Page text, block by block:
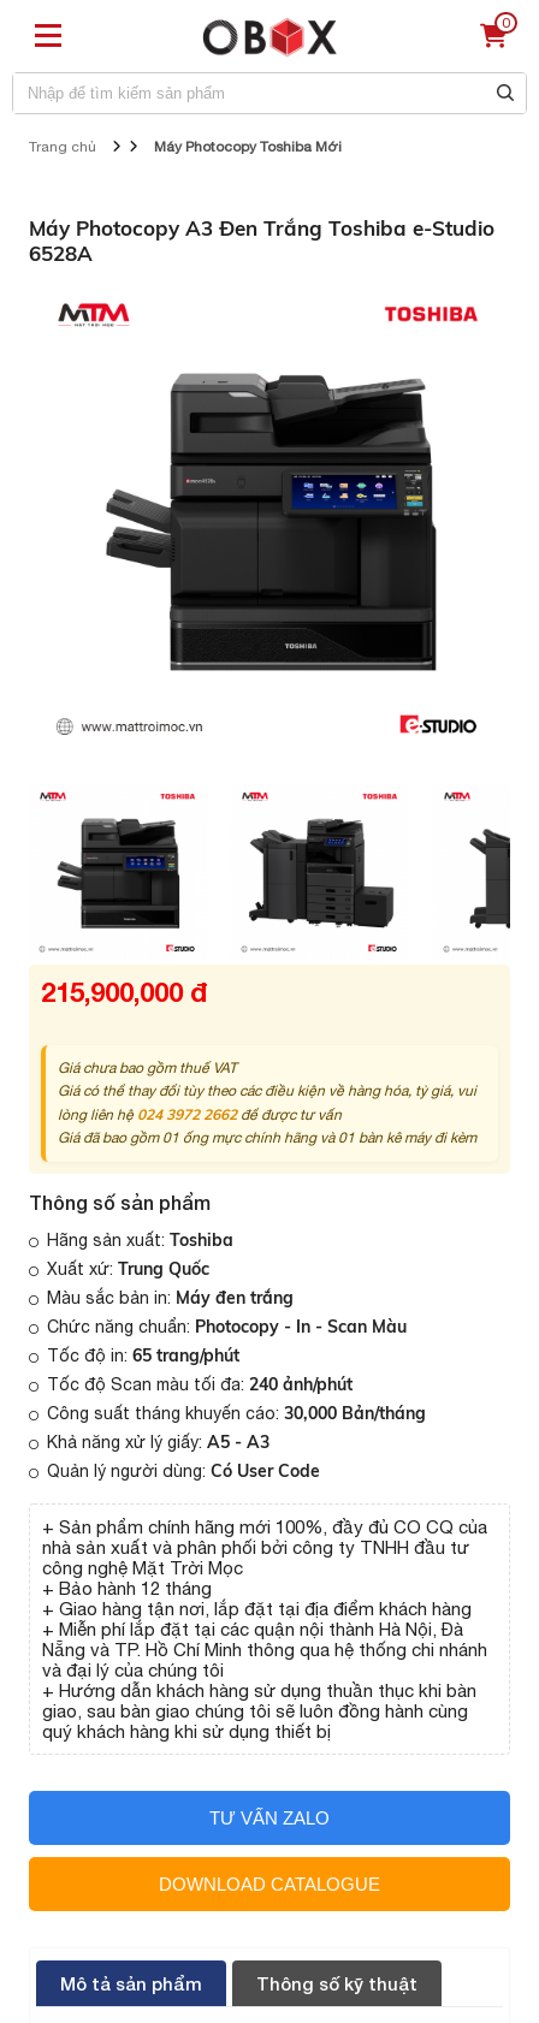
0
Trang chủ Máy Photocopy Toshiba Mới
Máy Photocopy A3 Đen Trắng Toshiba e-Studio
6528A
215,900,000 đ
Giá chưa bao gồm thuế VAT
Giá có thể thay đổi tùy theo các điều kiện về hàng hóa, tỷ giá, vui
lòng liên hệ 024 3972 2662để được tư vấn
Giá đã bao gồm 01 ống mực chính hãng và 01 bàn kê máy đi kèm
Thông số sản phẩm
Hãng sản xuất: Toshiba
Xuất xứ: Trung Quốc
Màu sắc bản in: Máy đen trắng
Chức năng chuẩn: Photocopy - In - Scan Màu
Tốc độ in: 65 trang/phút
Tốc độ Scan màu tối đa: 240 ảnh/phút
Công suất tháng khuyến cáo: 30,000 Bản/tháng
Khả năng xử lý giấy: A5 - A3
Quản lý người dùng: Có User Code
+ Sản phẩm chính hãng mới 100%, đầy đủ CO CQ của
nhà sản xuất và phân phối bởi công ty TNHH đầu tư
công nghệ Mặt Trời Mọc
+ Bảo hành 12 tháng
+ Giao hàng tận nơi, lắp đặt tại địa điểm khách hàng
+ Miễn phí lắp đặt tại các quận nội thành Hà Nội, Đà
Nẵng và TP. Hồ Chí Minh thông qua hệ thống chi nhánh
và đại lý của chúng tôi
+ Hướng dẫn khách hàng sử dụng thuần thục khi bàn
giao, sau bàn giao chúng tôi sẽ luôn đồng hành cùng
quý khách hàng khi sử dụng thiết bị
TƯ VẤN ZALO
DOWNLOAD CATALOGUE
Mô tả sản phẩm Thông số kỹ thuật